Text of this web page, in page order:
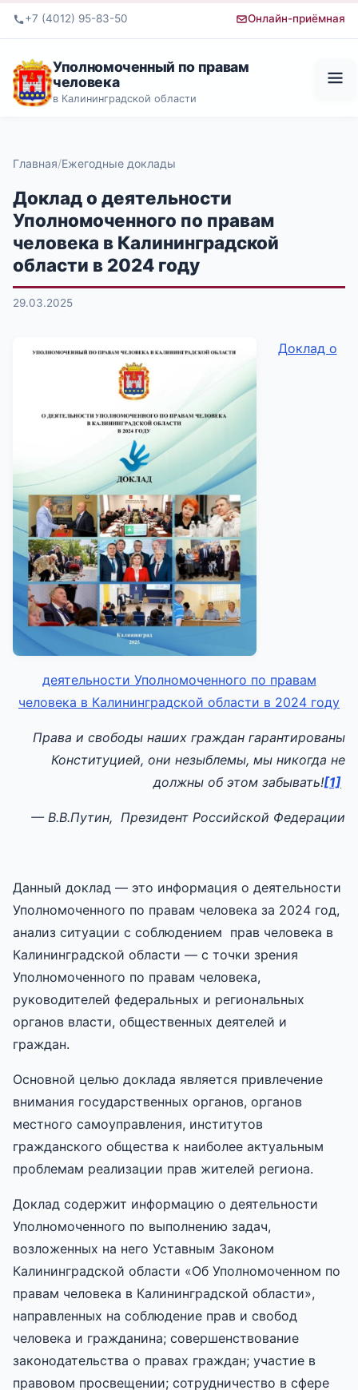
+7 (4012) 95-83-50 Онлайн-приёмная
Уполномоченный по правам
человека
в Калининградской области
Главная Ежегодные доклады
Доклад о деятельности
Уполномоченного по правам
человека в Калининградской
области в 2024 году
29.03.2025
Доклад о
деятельности Уполномоченного по правам
человека в Калининградской области в 2024 году
Права и свободы наших граждан гарантированы
Конституцией, они незыблемы, мы никогда не
должны об этом забывать![1]
— В.В.Путин, Президент Российской Федерации
Данный доклад — это информация о деятельности
Уполномоченного по правам человека за 2024 год,
анализ ситуации с соблюдением прав человека в
Калининградской области — с точки зрения
Уполномоченного по правам человека,
руководителей федеральных и региональных
органов власти, общественных деятелей и
граждан.
Основной целью доклада является привлечение
внимания государственных органов, органов
местного самоуправления, институтов
гражданского общества к наиболее актуальным
проблемам реализации прав жителей региона.
Доклад содержит информацию о деятельности
Уполномоченного по выполнению задач,
возложенных на него Уставным Законом
Калининградской области «Об Уполномоченном по
правам человека в Калининградской области»,
направленных на соблюдение прав и свобод
человека и гражданина; совершенствование
законодательства о правах граждан; участие в
правовом просвещении; сотрудничество в сфере